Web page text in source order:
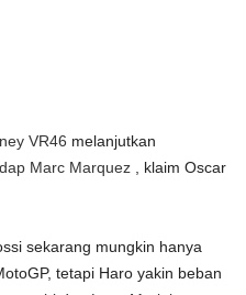
VR46 melanjutkan
Marc Marquez , klaim Oscar
sekarang mungkin hanya
tetapi Haro yakin beban